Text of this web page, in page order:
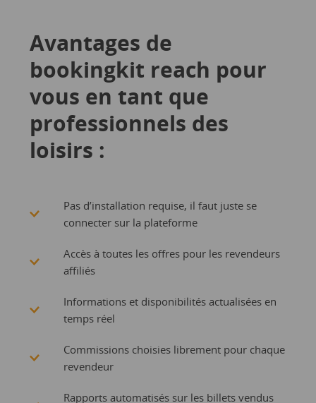
Avantages de
bookingkit reach pour
vous en tant que
professionnels des
loisirs :
Pas d’installation requise, il faut juste se
connecter sur la plateforme
Accès à toutes les offres pour les revendeurs
affiliés
Informations et disponibilités actualisées en
temps réel
Commissions choisies librement pour chaque
revendeur
Rapports automatisés sur les billets vendus